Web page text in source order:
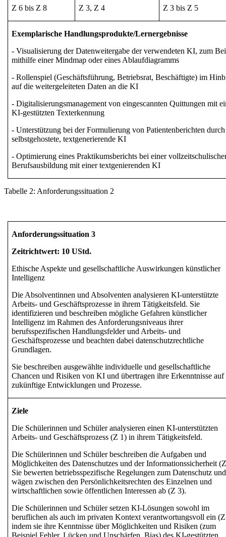
Z 6 bis Z 8 Z 3, Z 4 Z 3 bis Z 5
Exemplarische Handlungsprodukte/Lernergebnisse
- Visualisierung der Datenweitergabe der verwendeten KI, zum
mithilfe einer Mindmap oder eines Ablaufdiagramms
- Rollenspiel (Geschäftsführung, Betriebsrat, Beschäftigte) im
auf die weitergeleiteten Daten an die KI
- Digitalisierungsmanagement von eingescannten Quittungen mit
KI-gestützten Texterkennung
- Unterstützung bei der Formulierung von Patientenberichten
selbstgehostete, textgenerierende KI
- Optimierung eines Praktikumsberichts bei einer
Berufsausbildung mit einer textgenierenden KI
Tabelle 2: Anforderungssituation 2
Anforderungssituation 3
Zeitrichtwert: 10 UStd.
Ethische Aspekte und gesellschaftliche Auswirkungen künstlicher
Intelligenz
Die Absolventinnen und Absolventen analysieren KI-unterstützte
Arbeits- und Geschäftsprozesse in ihrem Tätigkeitsfeld. Sie
identifizieren und beschreiben mögliche Gefahren künstlicher
Intelligenz im Rahmen des Anforderungsniveaus ihrer
berufsspezifischen Handlungsfelder und Arbeits- und
Geschäftsprozesse und beachten dabei datenschutzrechtliche
Grundlagen.
Sie beschreiben ausgewählte individuelle und gesellschaftliche
Chancen und Risiken von KI und übertragen ihre Erkenntnisse auf
zukünftige Entwicklungen und Prozesse.
Ziele
Die Schülerinnen und Schüler analysieren einenKI-unterstützten
Arbeits- und Geschäftsprozess (Z 1) in ihrem Tätigkeitsfeld.
Die Schülerinnen und Schüler beschreiben die Aufgaben und
Möglichkeiten desDatenschutzes und der Informationssicherheit
Sie bewertenbetriebsspezifische Regelungen zum Datenschutz und
wägen zwischen denPersönlichkeitsrechten des Einzelnen und
wirtschaftlichen sowie öffentlichen Interessen ab (Z 3).
Die Schülerinnen und Schüler setzen KI-Lösungen sowohl im
beruflichen als auch im privaten Kontext verantwortungsvoll ein
indem sie ihre Kenntnisse überMöglichkeiten und Risiken (zum
Beispiel Fehler, Lücken und Unschärfen, Bias)des KI-gestützten